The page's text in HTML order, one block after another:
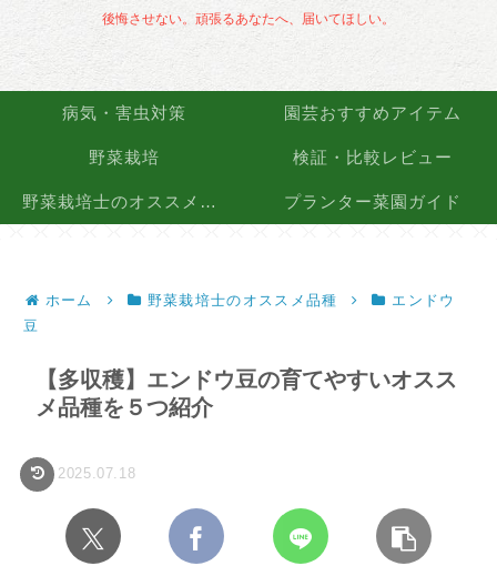
後悔させない。頑張るあなたへ、届いてほしい。
病気・害虫対策 園芸おすすめアイテム
野菜栽培 検証・比較レビュー
野菜栽培士のオススメ品種 プランター菜園ガイド
ホーム 野菜栽培士のオススメ品種
エンドウ
豆
【多収穫】エンドウ豆の育てやすいオスス
メ品種を５つ紹介
2025.07.18